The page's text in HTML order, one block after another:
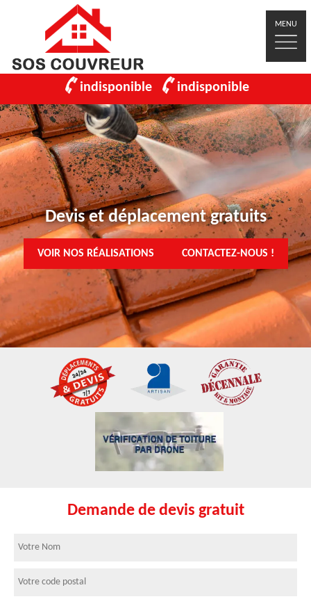
MENU
indisponible indisponible
Devis et déplacement gratuits
VOIR NOS RÉALISATIONS CONTACTEZ-NOUS !
Demande de devis gratuit